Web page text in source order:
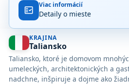
na
základe
230
hodnotení
na
Google
Maps.
fact_check Viac informácií
Detaily o mieste
KRAJINA
Taliansko
Taliansko, ktoré je domovom
umeleckých, architektonických a
nadchne, inšpiruje a dojme ako